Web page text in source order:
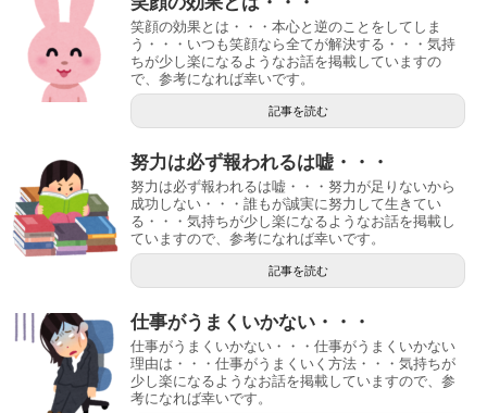
笑顔の効果とは・・・本心と逆のことをしてしま
う・・・いつも笑顔なら全てが解決する・・・気持
ちが少し楽になるようなお話を掲載していますの
で、参考になれば幸いです。
記事を読む
努力は必ず報われるは嘘・・・
努力は必ず報われるは嘘・・・努力が足りないから
成功しない・・・誰もが誠実に努力して生きてい
る・・・気持ちが少し楽になるようなお話を掲載し
ていますので、参考になれば幸いです。
記事を読む
仕事がうまくいかない・・・
仕事がうまくいかない・・・仕事がうまくいかない
理由は・・・仕事がうまくいく方法・・・気持ちが
少し楽になるようなお話を掲載していますので、参
考になれば幸いです。